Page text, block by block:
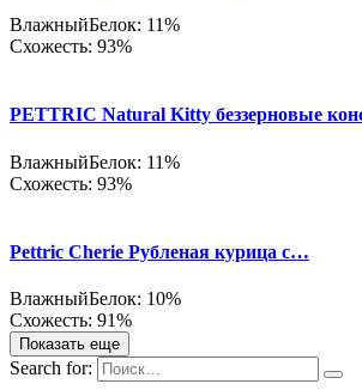
ВлажныйБелок: 11%
Схожесть: 93%
PETTRIC Natural Kitty беззерновые
ВлажныйБелок: 11%
Схожесть: 93%
Pettric Cherie Рубленая курица с…
ВлажныйБелок: 10%
Схожесть: 91%
Показать еще
Search for: